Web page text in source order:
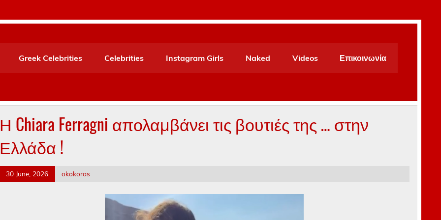
Greek Celebrities Celebrities Instagram Girls Naked Videos Επικοινωνία
Chiara Ferragni απολαμβάνει τις βουτιές της … στην
!
30 June, 2026 okokoras